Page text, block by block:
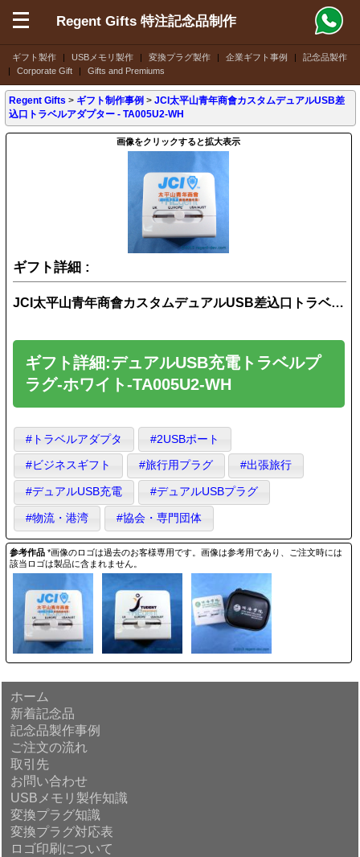
ギフト製作 | USBメモリ製作 | 変換プラグ製作 | 企業ギフト事例 |
記念品製作
|
Corporate Gift | Gifts and Premiums
Regent Gifts 特注記念品制作
Regent Gifts > ギフト制作事例 >JCI太平山青年商會カスタムデュアルUSB差
込口トラベルアダプター - TA005U2-WH
画像をクリックすると拡大表示
ギフト詳細 :
JCI太平山青年商會カスタムデュアルUSB差込口トラベルアダプター - TA005U2-WH
ギフト詳細:デュアルUSB充電トラベルプ
ラグ-ホワイト-TA005U2-WH
#トラベルアダプタ #2USBポート
#ビジネスギフト #旅行用プラグ #出張旅行
#デュアルUSB充電 #デュアルUSBプラグ
#物流・港湾 #協会・専門団体
参考作品 *画像のロゴは過去のお客様専用です。画像は参考用であり、ご注文時には
該当ロゴは製品に含まれません。
ホーム
新着記念品
記念品製作事例
ご注文の流れ
取引先
お問い合わせ
USBメモリ製作知識
変換プラグ知識
変換プラグ対応表
ロゴ印刷について